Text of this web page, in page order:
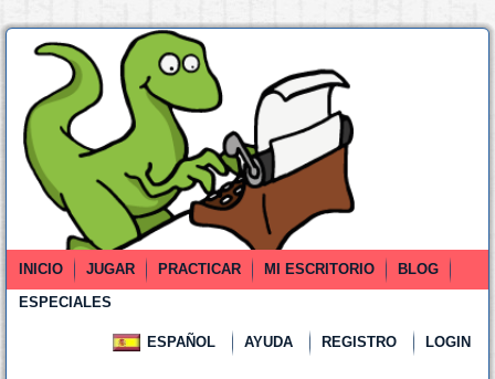
INICIO JUGAR PRACTICAR MI ESCRITORIO
BLOG
ESPECIALES
ESPAÑOL AYUDA REGISTRO LOGIN